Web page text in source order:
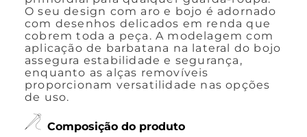
O seu design com aro e bojo é adornado
com desenhos delicados em renda que
cobrem toda a peça. A modelagem com
aplicação de barbatana na lateral do bojo
assegura estabilidade e segurança,
enquanto as alças removíveis
proporcionam versatilidade nas opções
de uso.
Composição do produto